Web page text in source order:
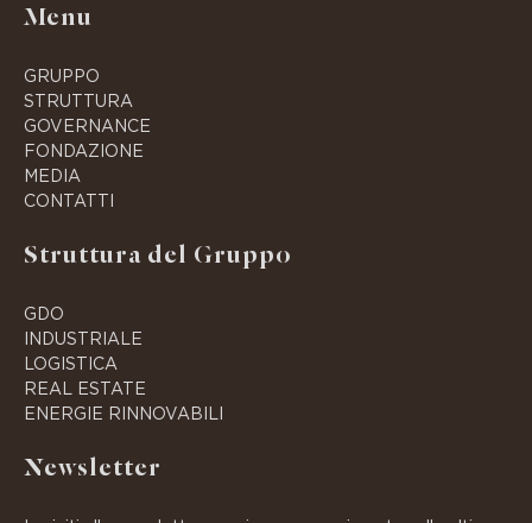
Menu
GRUPPO
STRUTTURA
GOVERNANCE
FONDAZIONE
MEDIA
CONTATTI
Struttura del Gruppo
GDO
INDUSTRIALE
LOGISTICA
REAL ESTATE
ENERGIE RINNOVABILI
Newsletter